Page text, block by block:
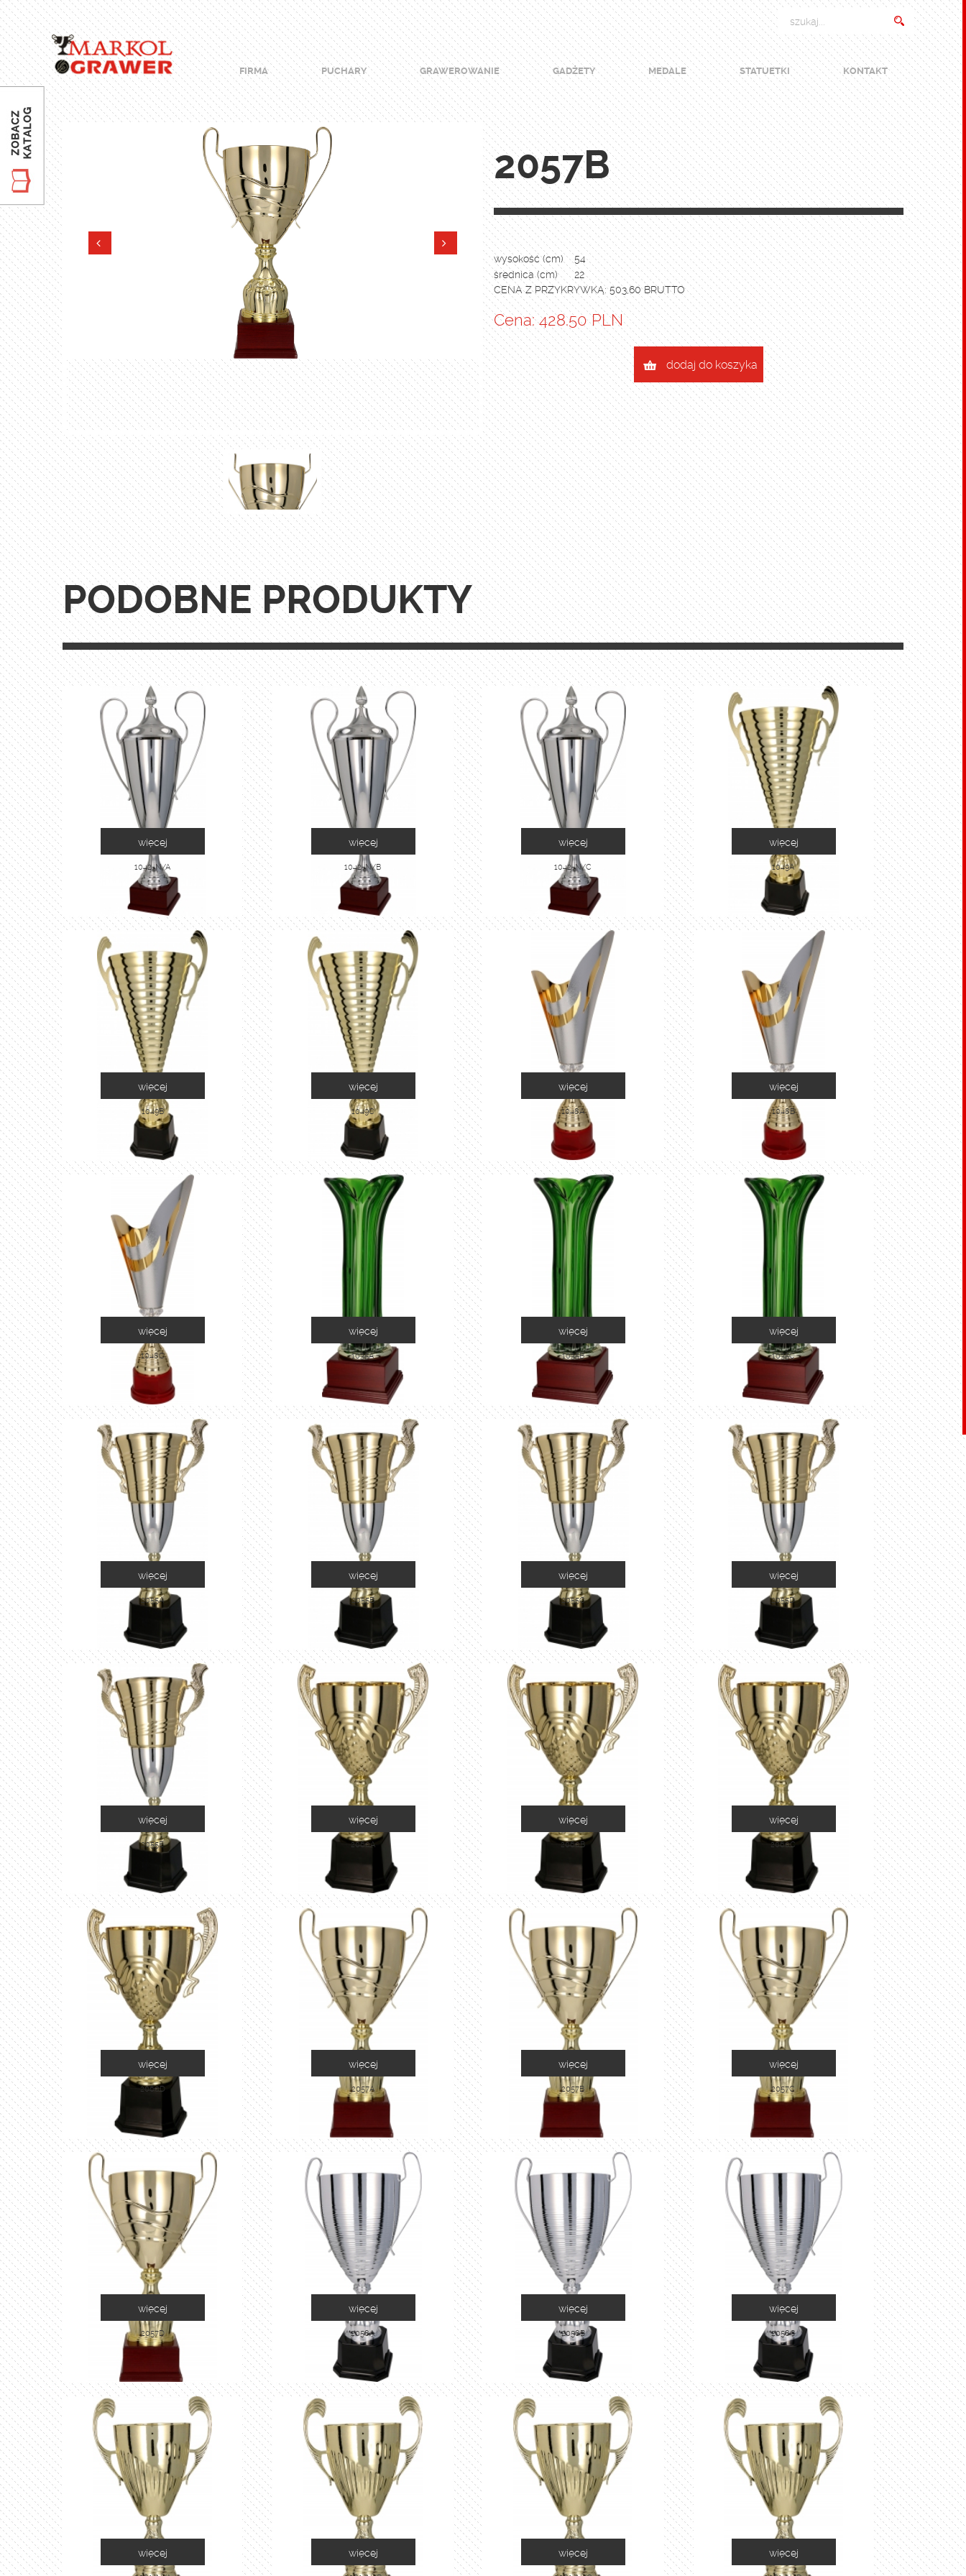
FIRMA PUCHARY GRAWEROWANIE GADŻETY MEDALE STATUETKI KONTAKT
2057B
wysokość (cm)
54
średnica (cm)
22
CENA Z PRZYKRYWKĄ: 503,60 BRUTTO
Cena: 428.50 PLN
dodaj do koszyka
PODOBNE PRODUKTY
1042-N/A
więcej
1042-N/B
więcej
1042-N/C
więcej
1049A
więcej
1049B
więcej
1049C
więcej
1048A
więcej
1048B
więcej
1048C
więcej
1035A
więcej
1035B
więcej
1035C
więcej
2055A
więcej
2055B
więcej
2055C
więcej
2055D
więcej
2055E
więcej
2060A
więcej
2060B
więcej
2060C
więcej
2060D
więcej
2057A
więcej
2057B
więcej
2057C
więcej
2057D
więcej
2058A
więcej
2058B
więcej
2058C
więcej
więcej więcej więcej więcej